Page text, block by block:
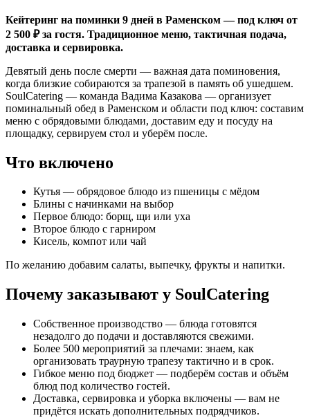
Кейтеринг на поминки 9 дней в Раменском — под ключ от
2 500 ₽ за гостя. Традиционное меню, тактичная подача,
доставка и сервировка.
Девятый день после смерти — важная дата поминовения,
когда близкие собираются за трапезой в память об ушедшем.
SoulCatering — команда Вадима Казакова — организует
поминальный обед в Раменском и области под ключ: составим
меню с обрядовыми блюдами, доставим еду и посуду на
площадку, сервируем стол и уберём после.
Что включено
Кутья — обрядовое блюдо из пшеницы с мёдом
Блины с начинками на выбор
Первое блюдо: борщ, щи или уха
Второе блюдо с гарниром
Кисель, компот или чай
По желанию добавим салаты, выпечку, фрукты и напитки.
Почему заказывают у SoulCatering
Собственное производство — блюда готовятся
незадолго до подачи и доставляются свежими.
Более 500 мероприятий за плечами: знаем, как
организовать траурную трапезу тактично и в срок.
Гибкое меню под бюджет — подберём состав и объём
блюд под количество гостей.
Доставка, сервировка и уборка включены — вам не
придётся искать дополнительных подрядчиков.